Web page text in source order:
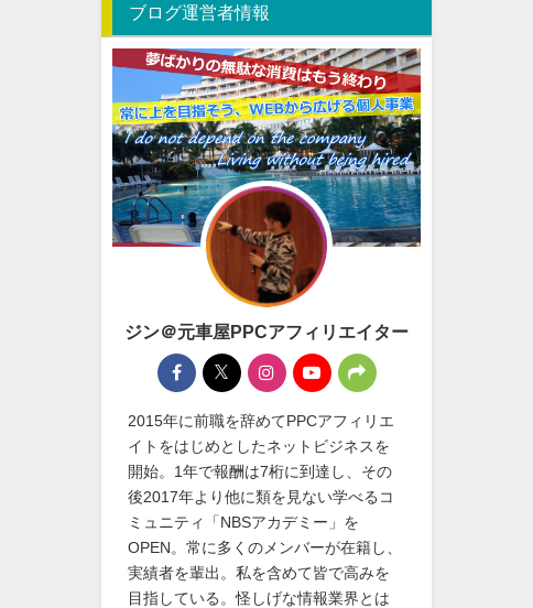
ブログ運営者情報
ジン＠元車屋PPCアフィリエイター
2015年に前職を辞めてPPCアフィリエ
イトをはじめとしたネットビジネスを
開始。1年で報酬は7桁に到達し、その
後2017年より他に類を見ない学べるコ
ミュニティ「NBSアカデミー」を
OPEN。常に多くのメンバーが在籍し、
実績者を輩出。私を含めて皆で高みを
目指している。怪しげな情報業界とは